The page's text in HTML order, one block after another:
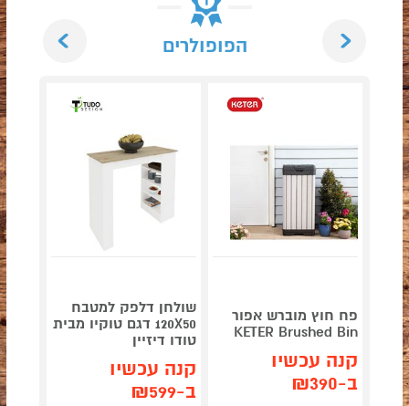
הפופולרים
פח חוץ מוברש אפור
KETER Brushed Bin
קנה עכשיו
ב-₪390
שולחן דלפק למטבח
120X50 דגם טוקיו מבית
טודו דיזיין
קנה עכשיו
ב-₪599